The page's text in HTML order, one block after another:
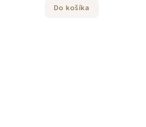
Do košíka